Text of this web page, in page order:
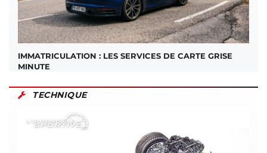
IMMATRICULATION : LES SERVICES DE CARTE GRISE
MINUTE
TECHNIQUE